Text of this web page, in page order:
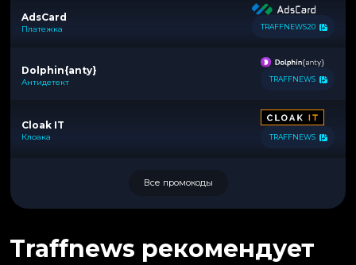
AdsCard
Платежка TRAFFNEWS20
Dolphin{anty}
Антидетект TRAFFNEWS
Cloak IT
Клоака TRAFFNEWS
Все промокоды
Traffnews рекомендует